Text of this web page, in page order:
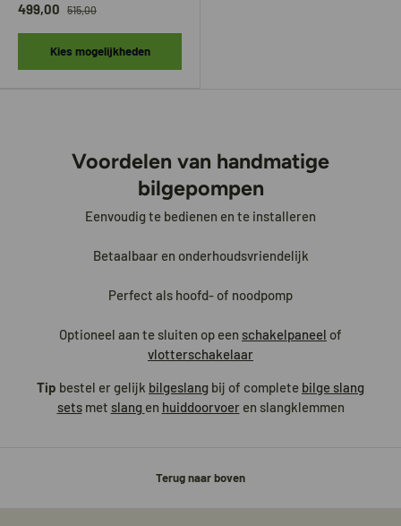
499,00 515,00
Kies mogelijkheden
Voordelen van handmatige
bilgepompen
Eenvoudig te bedienen en te installeren
Betaalbaar en onderhoudsvriendelijk
Perfect als hoofd- of noodpomp
Optioneel aan te sluiten op een schakelpaneel of
vlotterschakelaar
Tip bestel er gelijk bilgeslang bij of complete bilge slang
setsmet slang en huiddoorvoeren slangklemmen
Terug naar boven